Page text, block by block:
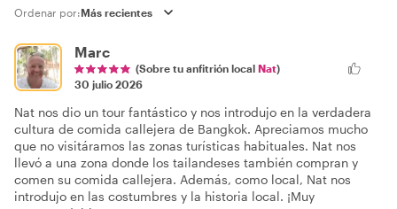
Ordenar por:
Marc
(Sobre tu anfitrión local Nat)
30 julio 2026
Nat nos dio un tour fantástico y nos introdujo en la verdadera
cultura de comida callejera de Bangkok. Apreciamos mucho
que no visitáramos las zonas turísticas habituales. Nat nos
llevó a una zona donde los tailandeses también compran y
comen su comida callejera. Además, como local, Nat nos
introdujo en las costumbres y la historia local. ¡Muy